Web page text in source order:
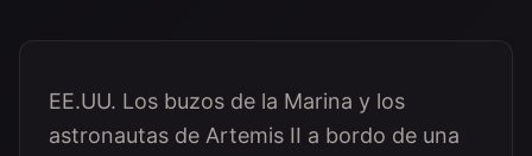
EE.UU. Los buzos de la Marina y los
astronautas de Artemis II a bordo de una